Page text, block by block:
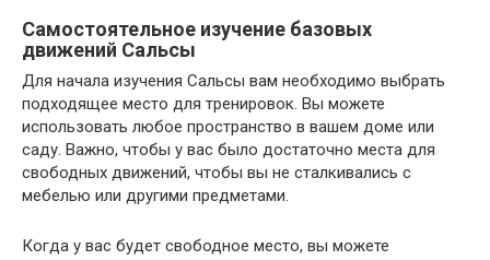
Самостоятельное изучение базовых
движений Сальсы
Для начала изучения Сальсы вам необходимо выбрать
подходящее место для тренировок. Вы можете
использовать любое пространство в вашем доме или
саду. Важно, чтобы у вас было достаточно места для
свободных движений, чтобы вы не сталкивались с
мебелью или другими предметами.
Когда у вас будет свободное место, вы можете